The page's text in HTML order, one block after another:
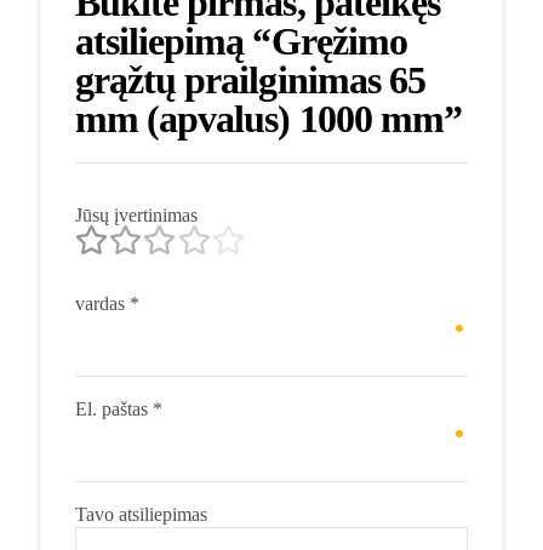
atsiliepimą “Gręžimo
grąžtų prailginimas 65
mm (apvalus) 1000 mm”
Jūsų įvertinimas
Tavo atsiliepimas
vardas *
El. paštas *